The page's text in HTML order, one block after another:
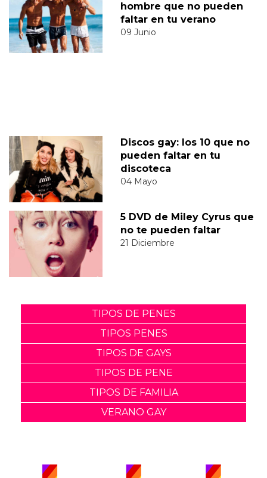
hombre que no pueden
faltar en tu verano
09 Junio
Discos gay: los 10 que no
pueden faltar en tu
discoteca
04 Mayo
5 DVD de Miley Cyrus que
no te pueden faltar
21 Diciembre
TIPOS DE PENES
TIPOS PENES
TIPOS DE GAYS
TIPOS DE PENE
TIPOS DE FAMILIA
VERANO GAY